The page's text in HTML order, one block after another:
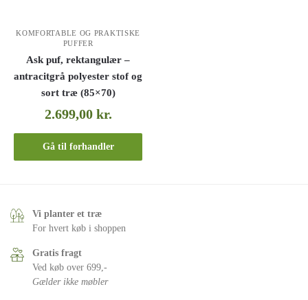
KOMFORTABLE OG PRAKTISKE
PUFFER
Ask puf, rektangulær –
antracitgrå polyester stof og
sort træ (85×70)
2.699,00 kr.
Gå til forhandler
Vi planter et træ
For hvert køb i shoppen
Gratis fragt
Ved køb over 699,-
Gælder ikke møbler